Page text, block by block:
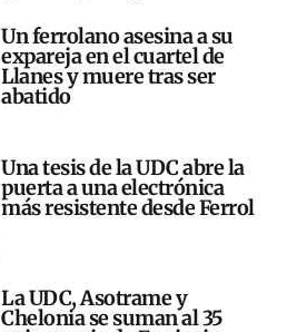
Un ferrolano asesina a su
expareja en el cuartel de
Llanes y muere tras ser
abatido
Una tesis de la UDC abre la
puerta a una electrónica
más resistente desde Ferrol
La UDC, Asotrame y
Chelonia se suman al 35